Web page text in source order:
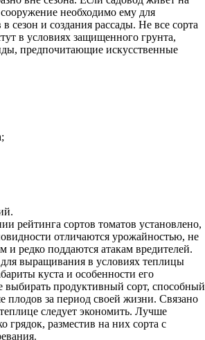
необходимо ему для
сезон и создания рассады. Не все сорта
в условиях защищенного грунта,
предпочитающие искусственные
рейтинга сортов томатов установлено,
отличаются урожайностью, не
и редко поддаются атакам вредителей.
выращивания в условиях теплицы
куста и особенности его
продуктивный сорт, способный
плодов за период своей жизни. Связано
следует экономить. Лучше
грядок, разместив на них сорта с